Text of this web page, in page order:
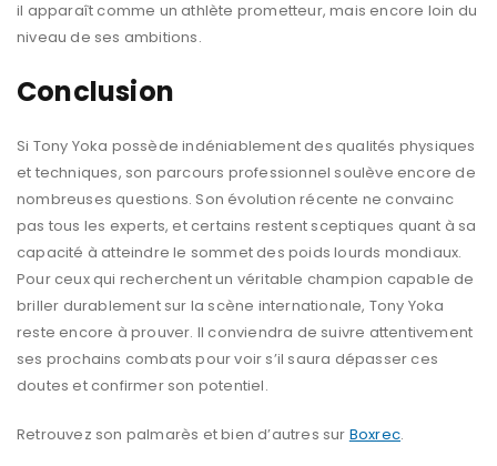
il apparaît comme un athlète prometteur, mais encore loin du
niveau de ses ambitions.
Conclusion
Si Tony Yoka possède indéniablement des qualités physiques
et techniques, son parcours professionnel soulève encore de
nombreuses questions. Son évolution récente ne convainc
pas tous les experts, et certains restent sceptiques quant à sa
capacité à atteindre le sommet des poids lourds mondiaux.
Pour ceux qui recherchent un véritable champion capable de
briller durablement sur la scène internationale, Tony Yoka
reste encore à prouver. Il conviendra de suivre attentivement
ses prochains combats pour voir s’il saura dépasser ces
doutes et confirmer son potentiel.
Retrouvez son palmarès et bien d’autres sur Boxrec.